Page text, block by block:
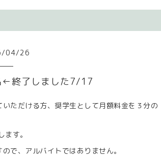
/04/26
←終了しました7/17
ただける方、奨学生として月額料金を３分の
す。
で、アルバイトではありません。